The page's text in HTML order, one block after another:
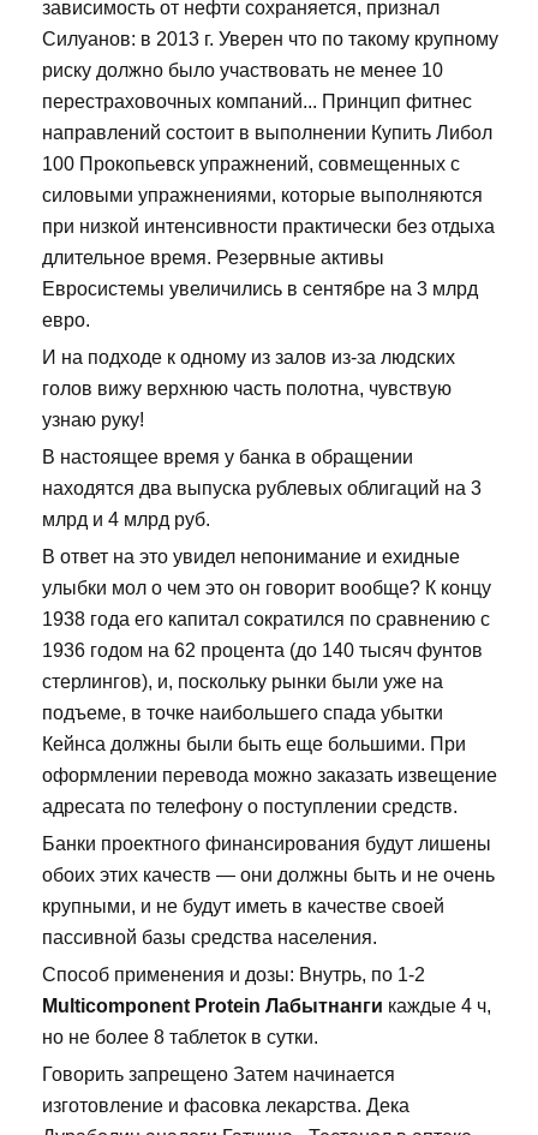
зависимость от нефти сохраняется, признал
Силуанов: в 2013 г. Уверен что по такому крупному
риску должно было участвовать не менее 10
перестраховочных компаний... Принцип фитнес
направлений состоит в выполнении Купить Либол
100 Прокопьевск упражнений, совмещенных с
силовыми упражнениями, которые выполняются
при низкой интенсивности практически без отдыха
длительное время. Резервные активы
Евросистемы увеличились в сентябре на 3 млрд
евро.
И на подходе к одному из залов из-за людских
голов вижу верхнюю часть полотна, чувствую
узнаю руку!
В настоящее время у банка в обращении
находятся два выпуска рублевых облигаций на 3
млрд и 4 млрд руб.
В ответ на это увидел непонимание и ехидные
улыбки мол о чем это он говорит вообще? К концу
1938 года его капитал сократился по сравнению с
1936 годом на 62 процента (до 140 тысяч фунтов
стерлингов), и, поскольку рынки были уже на
подъеме, в точке наибольшего спада убытки
Кейнса должны были быть еще большими. При
оформлении перевода можно заказать извещение
адресата по телефону о поступлении средств.
Банки проектного финансирования будут лишены
обоих этих качеств — они должны быть и не очень
крупными, и не будут иметь в качестве своей
пассивной базы средства населения.
Способ применения и дозы: Внутрь, по 1-2
Multicomponent Protein Лабытнанги каждые 4 ч,
но не более 8 таблеток в сутки.
Говорить запрещено Затем начинается
изготовление и фасовка лекарства. Дека